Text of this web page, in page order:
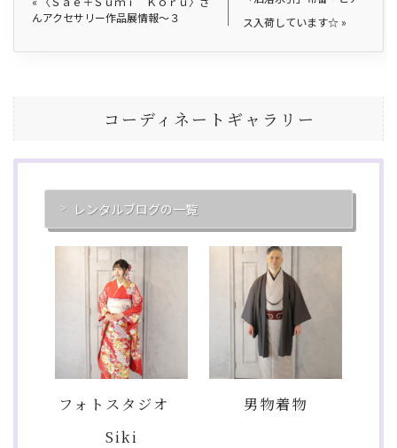
んアクセサリー作品展情報〜３
ス入荷しています☆»
コーディネートギャラリー
レンタルブログの一覧
フォトスタジオ
Siki
男物着物